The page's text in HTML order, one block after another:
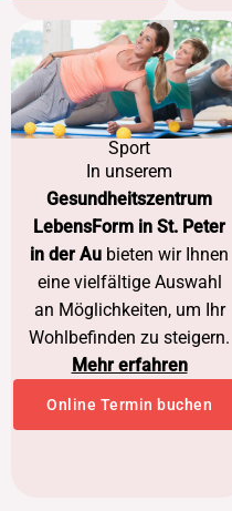
Sport
In unserem
Gesundheitszentrum
LebensForm in St. Peter
in der Au bieten wir Ihnen
eine vielfältige Auswahl
an Möglichkeiten, um Ihr
Wohlbefinden zu steigern.
Mehr erfahren
Online Termin buchen